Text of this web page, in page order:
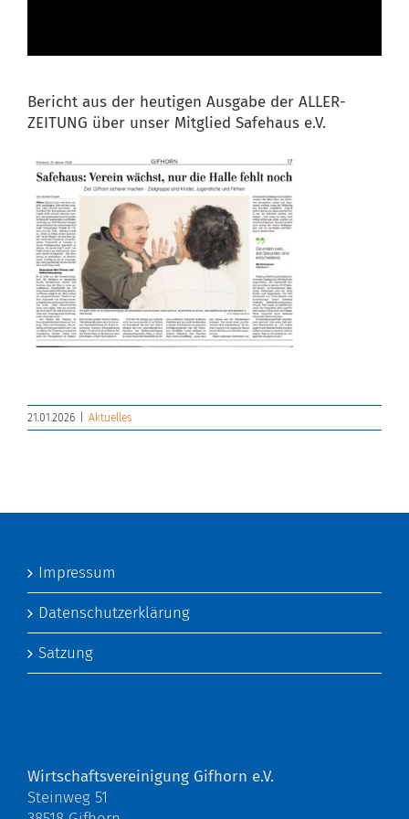
Bericht aus der heutigen Ausgabe der ALLER-
ZEITUNG über unser Mitglied Safehaus e.V.
21.01.2026 Aktuelles
Impressum
Datenschutzerklärung
Satzung
Wirtschaftsvereinigung Gifhorn e.V.
Steinweg 51